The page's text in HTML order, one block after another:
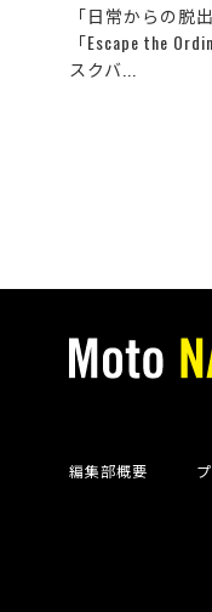
「日常からの脱
「Escape the
スクバ...
編集部概要